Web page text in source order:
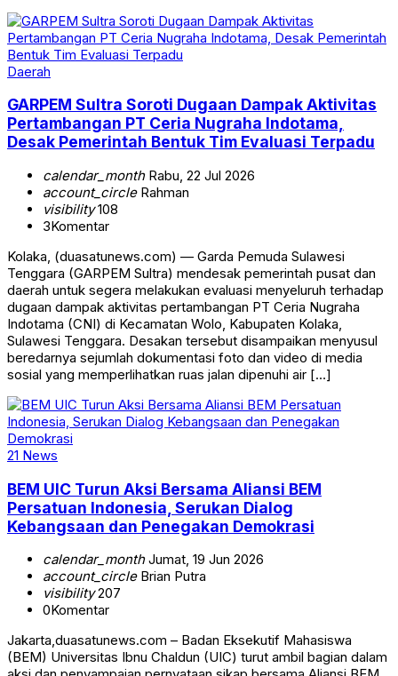
Daerah
GARPEM Sultra Soroti Dugaan Dampak Aktivitas
Pertambangan PT Ceria Nugraha Indotama,
Desak Pemerintah Bentuk Tim Evaluasi Terpadu
calendar_monthRabu, 22 Jul 2026
account_circleRahman
visibility108
3Komentar
Kolaka, (duasatunews.com) — Garda Pemuda Sulawesi
Tenggara (GARPEM Sultra) mendesak pemerintah pusat dan
daerah untuk segera melakukan evaluasi menyeluruh terhadap
dugaan dampak aktivitas pertambangan PT Ceria Nugraha
Indotama (CNI) di Kecamatan Wolo, Kabupaten Kolaka,
Sulawesi Tenggara. Desakan tersebut disampaikan menyusul
beredarnya sejumlah dokumentasi foto dan video di media
sosial yang memperlihatkan ruas jalan dipenuhi air […]
21 News
BEM UIC Turun Aksi Bersama Aliansi BEM
Persatuan Indonesia, Serukan Dialog
Kebangsaan dan Penegakan Demokrasi
calendar_monthJumat, 19 Jun 2026
account_circleBrian Putra
visibility207
0Komentar
Jakarta,duasatunews.com – Badan Eksekutif Mahasiswa
(BEM) Universitas Ibnu Chaldun (UIC) turut ambil bagian dalam